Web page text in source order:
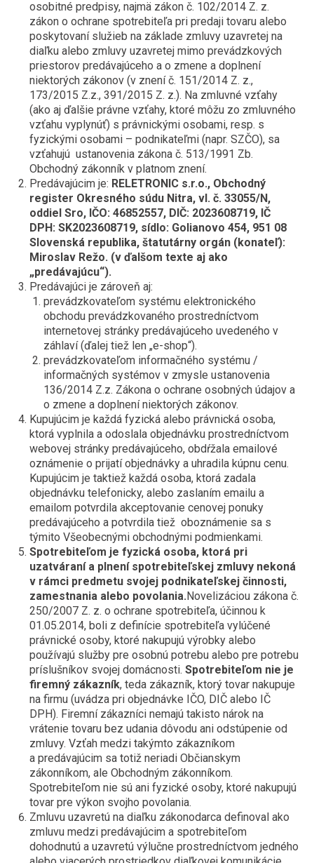
osobitné predpisy, najmä zákon č. 102/2014 Z. z.
zákon o ochrane spotrebiteľa pri predaji tovaru alebo
poskytovaní služieb na základe zmluvy uzavretej na
diaľku alebo zmluvy uzavretej mimo prevádzkových
priestorov predávajúceho a o zmene a doplnení
niektorých zákonov (v znení č. 151/2014 Z. z.,
173/2015 Z.z., 391/2015 Z. z.). Na zmluvné vzťahy
(ako aj ďalšie právne vzťahy, ktoré môžu zo zmluvného
vzťahu vyplynúť) s právnickými osobami, resp. s
fyzickými osobami – podnikateľmi (napr. SZČO), sa
vzťahujú ustanovenia zákona č. 513/1991 Zb.
Obchodný zákonník v platnom znení.
Predávajúcim je: RELETRONIC s.r.o., Obchodný
register Okresného súdu Nitra, vl. č. 33055/N,
oddiel Sro, IČO: 46852557, DIČ: 2023608719, IČ
DPH: SK2023608719, sídlo: Golianovo 454, 951 08
Slovenská republika, štatutárny orgán (konateľ):
Miroslav Režo. (v ďalšom texte aj ako
„predávajúcu“).
Predávajúci je zároveň aj:
prevádzkovateľom systému elektronického
obchodu prevádzkovaného prostredníctvom
internetovej stránky predávajúceho uvedeného v
záhlaví (ďalej tiež len „e-shop“).
prevádzkovateľom informačného systému /
informačných systémov v zmysle ustanovenia
136/2014 Z.z. Zákona o ochrane osobných údajov a
o zmene a doplnení niektorých zákonov.
Kupujúcim je každá fyzická alebo právnická osoba,
ktorá vyplnila a odoslala objednávku prostredníctvom
webovej stránky predávajúceho, obdŕžala emailové
oznámenie o prijatí objednávky a uhradila kúpnu cenu.
Kupujúcim je taktiež každá osoba, ktorá zadala
objednávku telefonicky, alebo zaslaním emailu a
emailom potvrdila akceptovanie cenovej ponuky
predávajúceho a potvrdila tiež oboznámenie sa s
týmito Všeobecnými obchodnými podmienkami.
Spotrebiteľom je fyzická osoba, ktorá pri
uzatváraní a plnení spotrebiteľskej zmluvy nekoná
v rámci predmetu svojej podnikateľskej činnosti,
zamestnania alebo povolania.Novelizáciou zákona č.
250/2007 Z. z. o ochrane spotrebiteľa, účinnou k
01.05.2014, boli z definície spotrebiteľa vylúčené
právnické osoby, ktoré nakupujú výrobky alebo
používajú služby pre osobnú potrebu alebo pre potrebu
príslušníkov svojej domácnosti.Spotrebiteľom nie je
firemný zákazník, teda zákazník, ktorý tovar nakupuje
na firmu (uvádza pri objednávke IČO, DIČ alebo IČ
DPH). Firemní zákazníci nemajú takisto nárok na
vrátenie tovaru bez udania dôvodu ani odstúpenie od
zmluvy. Vzťah medzi takýmto zákazníkom
a predávajúcim sa totiž neriadi Občianskym
zákonníkom, ale Obchodným zákonníkom.
Spotrebiteľom nie sú ani fyzické osoby, ktoré nakupujú
tovar pre výkon svojho povolania.
Zmluvu uzavretú na diaľku zákonodarca definoval ako
zmluvu medzi predávajúcim a spotrebiteľom
dohodnutú a uzavretú výlučne prostredníctvom jedného